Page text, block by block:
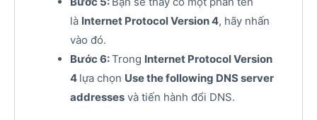
là Internet Protocol Version 4, hãy nhấn
vào đó.
Bước 6:Trong Internet Protocol Version
4 lựa chọn Use the following DNS server
addressesvà tiến hành đổi DNS.